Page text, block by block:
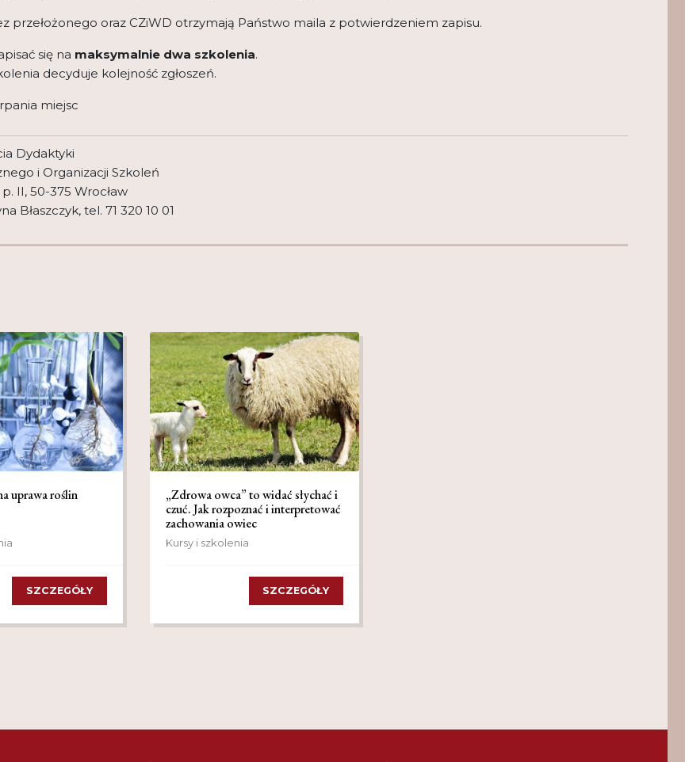
przełożonego oraz CZiWD otrzymają Państwo maila z potwierdzeniem zapisu.
się na maksymalnie dwa szkolenia.
decyduje kolejność zgłoszeń.
miejsc
Dydaktyki
i Organizacji Szkoleń
II, 50-375 Wrocław
Błaszczyk, tel. 71 320 10 01
uprawa roślin
SZCZEGÓŁY
„Zdrowa owca” to widać słychać i
czuć. Jak rozpoznać i interpretować
zachowania owiec
Kursy i szkolenia
SZCZEGÓŁY